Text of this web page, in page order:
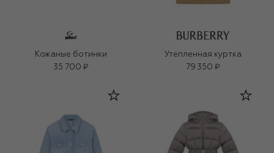
Кожаные ботинки
35 700 ₽
Утепленная куртка
79 350 ₽